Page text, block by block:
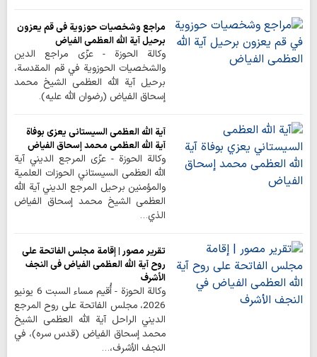
مراجع وشخصيات حوزوية في قم يعزون
برحيل آية الله العظمى الفياض
وكالة الحوزة - عزّى مراجع الدين
والشخصيات الحوزوية في قم المقدسة،
برحيل آية الله العظمى الشيخ محمد
إسحاق الفياض (رضوان الله عليه).
آية الله العظمى السيستاني يعزي بوفاة
آية الله العظمى محمد إسحاق الفياض
وكالة الحوزة - عزّى المرجع الديني آية
الله العظمى السيستاني الحوزات العلمية
والمؤمنين برحيل المرجع الديني آية الله
العظمى الشيخ محمد إسحاق الفياض
الذي…
تقرير مصور | إقامة مجلس الفاتحة على
روح آية الله العظمى الفياض في النجف
الأشرف
وكالة الحوزة - أُقيم مساء السبت 6 يونيو
2026، مجلس الفاتحة على روح المرجع
الديني الراحل آية الله العظمى الشيخ
محمد إسحاق الفياض (قدس سره)، في
النجف الأشرف،…